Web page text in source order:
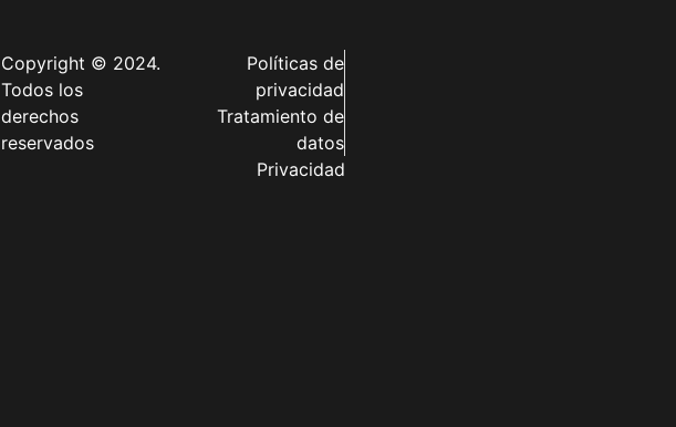
Copyright © 2024.
Todos los
derechos
reservados
Políticas de
privacidad
Tratamiento de
datos
Privacidad